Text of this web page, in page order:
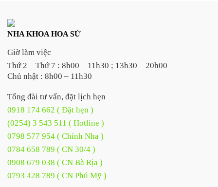
NHA KHOA HOA SỨ
Giờ làm việc
Thứ 2 – Thứ 7 : 8h00 – 11h30 ; 13h30 – 20h00
Chủ nhật : 8h00 – 11h30
Tổng đài tư vấn, đặt lịch hẹn
0918 174 662 ( Đặt hẹn )
(0254) 3 543 511 ( Hotline )
0798 577 954 ( Chỉnh Nha )
0784 658 789 ( CN 30/4 )
0908 679 038 ( CN Bà Rịa )
0793 428 789 ( CN Phú Mỹ )